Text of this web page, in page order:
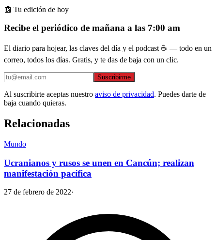
📰 Tu edición de hoy
Recibe el periódico de mañana a las 7:00 am
El diario para hojear, las claves del día y el podcast ☕ — todo en un
correo, todos los días. Gratis, y te das de baja con un clic.
Suscribirme
Al suscribirte aceptas nuestro aviso de privacidad. Puedes darte de
baja cuando quieras.
Relacionadas
Mundo
Ucranianos y rusos se unen en Cancún; realizan
manifestación pacífica
27 de febrero de 2022·